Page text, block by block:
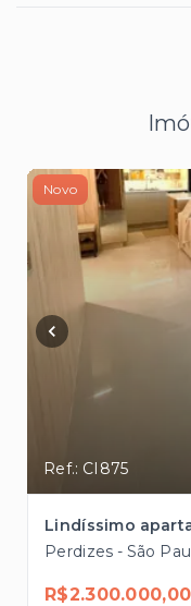
Novo
Ref.: CI875
Perdizes - São
R$2.300.000,00